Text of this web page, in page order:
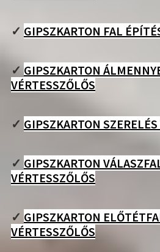
✓ GIPSZKARTON FAL
✓ GIPSZKARTON
VÉRTESSZŐLŐS
✓ GIPSZKARTON
✓ GIPSZKARTON
VÉRTESSZŐLŐS
✓ GIPSZKARTON
VÉRTESSZŐLŐS